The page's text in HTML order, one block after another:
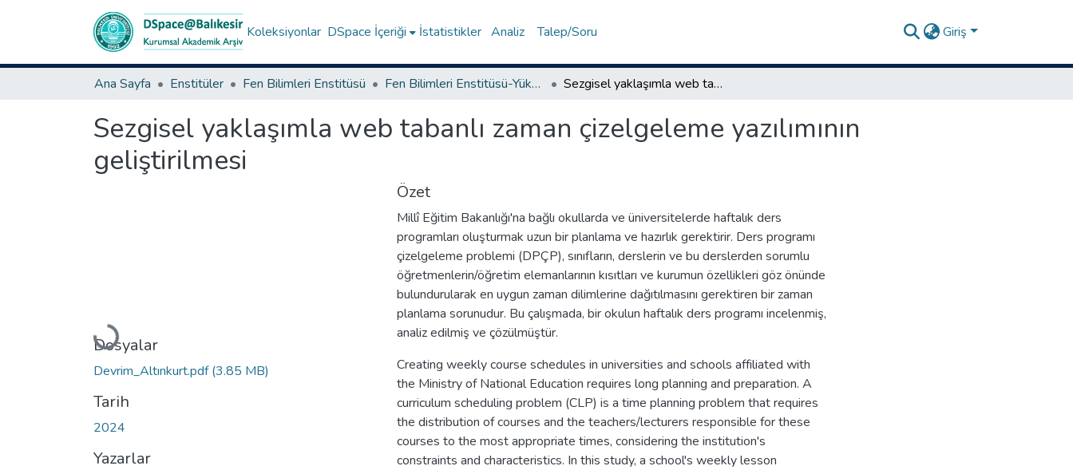
Koleksiyonlar DSpace İçeriği İstatistikler Analiz Talep/Soru Giriş
Ana Sayfa Enstitüler Fen Bilimleri Enstitüsü Fen Bilimleri Enstitüsü-Yüksek Lisans Tezleri Sezgisel yaklaşımla web tabanlı zaman çizelgeleme yazılımının geliştirilmesi
Sezgisel yaklaşımla web tabanlı zaman çizelgeleme yazılımının
geliştirilmesi
Yükleniyor...
Dosyalar
Devrim_Altınkurt.pdf(3.85 MB)
Tarih
2024
Yazarlar
Özet
Millî Eğitim Bakanlığı'na bağlı okullarda ve üniversitelerde haftalık ders
programları oluşturmak uzun bir planlama ve hazırlık gerektirir. Ders programı
çizelgeleme problemi (DPÇP), sınıfların, derslerin ve bu derslerden sorumlu
öğretmenlerin/öğretim elemanlarının kısıtları ve kurumun özellikleri göz önünde
bulundurularak en uygun zaman dilimlerine dağıtılmasını gerektiren bir zaman
planlama sorunudur. Bu çalışmada, bir okulun haftalık ders programı incelenmiş,
analiz edilmiş ve çözülmüştür.
Creating weekly course schedules in universities and schools affiliated with
the Ministry of National Education requires long planning and preparation. A
curriculum scheduling problem (CLP) is a time planning problem that requires
the distribution of courses and the teachers/lecturers responsible for these
courses to the most appropriate times, considering the institution's
constraints and characteristics. In this study, a school's weekly lesson